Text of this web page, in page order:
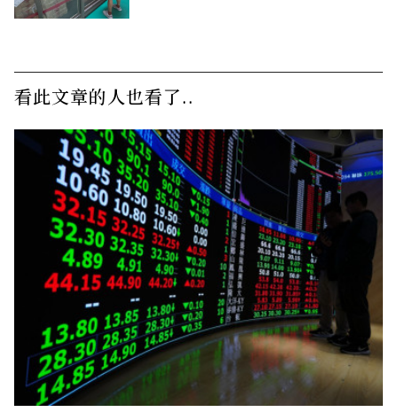
看此文章的人也看了..